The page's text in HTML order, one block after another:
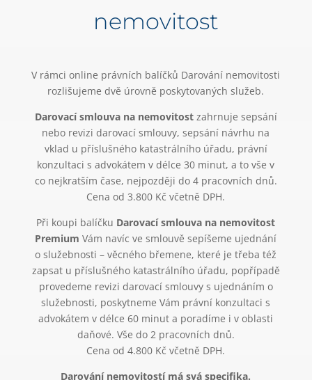
nemovitost
V rámci online právních balíčků Darování nemovitosti
rozlišujeme dvě úrovně poskytovaných služeb.
Darovací smlouva na nemovitostzahrnuje sepsání
nebo revizi darovací smlouvy, sepsání návrhu na
vklad u příslušného katastrálního úřadu, právní
konzultaci s advokátem v délce 30 minut, a to vše v
co nejkratším čase, nejpozději do 4 pracovních dnů.
Cena od 3.800 Kč včetně DPH.
Při koupi balíčku Darovací smlouva na nemovitost
PremiumVám navíc ve smlouvě sepíšeme ujednání
o služebnosti – věcného břemene, které je třeba též
zapsat u příslušného katastrálního úřadu, popřípadě
provedeme revizi darovací smlouvy s ujednáním o
služebnosti, poskytneme Vám právní konzultaci s
advokátem v délce 60 minut a poradíme i v oblasti
daňové. Vše do 2 pracovních dnů.
Cena od 4.800 Kč včetně DPH.
Darování nemovitostí má svá specifika.